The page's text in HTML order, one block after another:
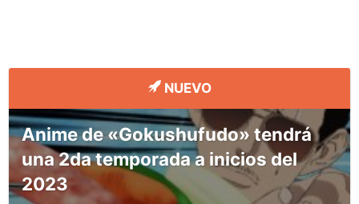
NUEVO
Anime de «Gokushufudo» tendrá
una 2da temporada a inicios del
2023